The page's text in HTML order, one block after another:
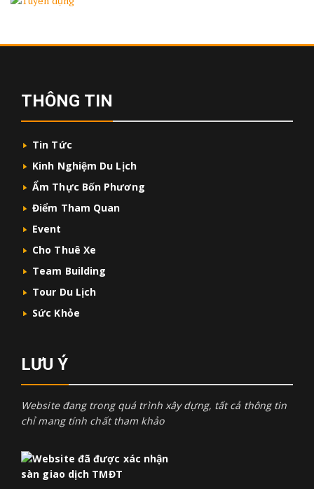
THÔNG TIN
Tin Tức
Kinh Nghiệm Du Lịch
Ẩm Thực Bốn Phương
Điểm Tham Quan
Event
Cho Thuê Xe
Team Building
Tour Du Lịch
Sức Khỏe
LƯU Ý
Website đang trong quá trình xây dựng, tất cả thông tin
chỉ mang tính chất tham khảo